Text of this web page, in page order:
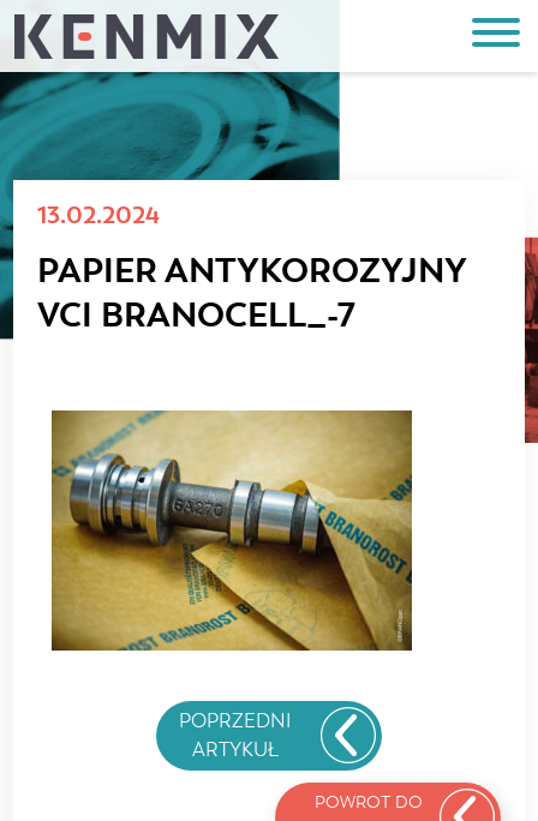
13.02.2024
PAPIER ANTYKOROZYJNY
VCI BRANOCELL_-7
POPRZEDNI
ARTYKUŁ
POWROT DO